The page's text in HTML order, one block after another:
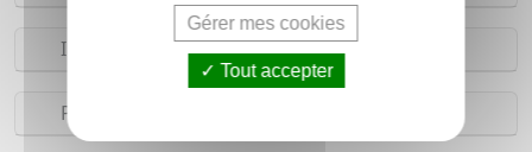
Indications
Précautions
Gérer mes cookies
Tout accepter